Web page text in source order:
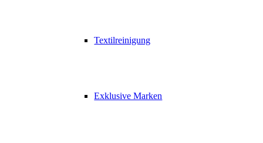
Textilreinigung
Exklusive Marken